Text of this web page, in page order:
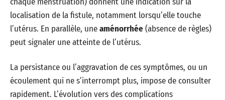
localisation de la fistule, notamment lorsqu’elle touche
l’utérus. En parallèle, uneaménorrhée(absence de règles)
peut signaler une atteinte de l’utérus.
La persistance ou l’aggravation de ces symptômes, ou un
écoulement qui ne s’interrompt plus, impose de consulter
rapidement. L’évolution vers des complications